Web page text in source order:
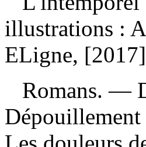
illustrations :
ELigne,
Romans. —